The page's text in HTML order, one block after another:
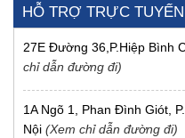
HỖ TRỢ TRỰC TUYẾN
27E Đường 36,P.Hiệp Bình
chỉ dẫn đường đi)
1A Ngõ 1, Phan Đình Giót,
Nội (Xem chỉ dẫn đường đi)